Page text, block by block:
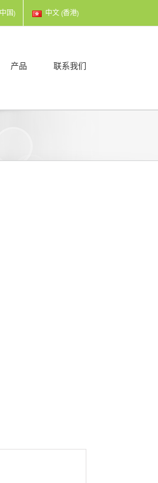
国) 中文 (香港)
产品 联系我们